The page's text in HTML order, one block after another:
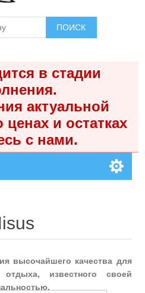
ПОИСК
в стадии
актуальной
и остатках
с нами.
высочайшего качества для
известного своей